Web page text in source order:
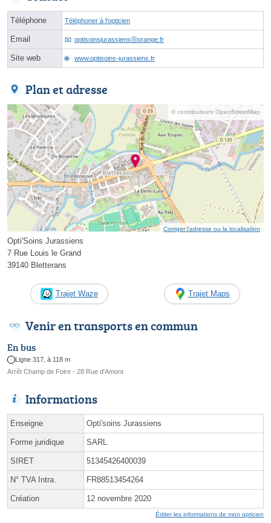
Téléphone Téléphoner à l'opticien
Email optisoinsjurassiensⓐorange.fr
Site web www.optisoins-jurassiens.fr
Plan et adresse
© contributeurs OpenStreetMap
Corriger l’adresse ou la localisation
Opti'Soins Jurassiens
7 Rue Louis le Grand
39140 Bletterans
Trajet Waze Trajet Maps
Venir en transports en commun
En bus
Ligne 317, à 118 m
Arrêt Champ de Foire - 28 Rue d'Amont
Informations
Enseigne Opti'soins Jurassiens
Forme juridique SARL
SIRET 51345426400039
N° TVA Intra. FR88513454264
Création 12 novembre 2020
Éditer les informations de mon opticien